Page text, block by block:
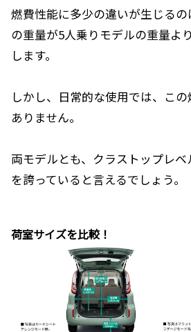
燃費性能に多少の違いが生じる
の重量が5人乗りモデルの重量よ
します。
しかし、日常的な使用では、こ
ありません。
両モデルとも、クラストップレ
を誇っていると言えるでしょう。
荷室サイズを比較！